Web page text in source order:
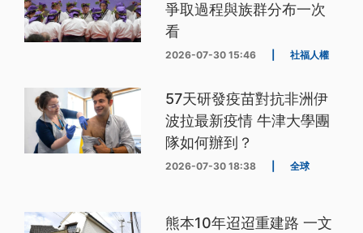
爭取過程與族群分布一次
看
2026-07-30 15:46 社福人權
57天研發疫苗對抗非洲伊
波拉最新疫情 牛津大學團
隊如何辦到？
2026-07-30 18:38 全球
熊本10年迢迢重建路 一文